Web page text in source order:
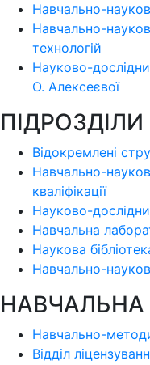
Навчально-
Навчально-
технологій
Науково-
О. Алексеєвої
ПІДРОЗДІЛИ
Відокремлені
Навчально-
кваліфікації
Науково-
Навчальна
Наукова
Навчально-
НАВЧАЛЬНА
Навчально-
Відділ